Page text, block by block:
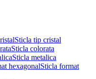
Sticla tip cristal
Sticla colorata
Sticla metalica
Sticla format